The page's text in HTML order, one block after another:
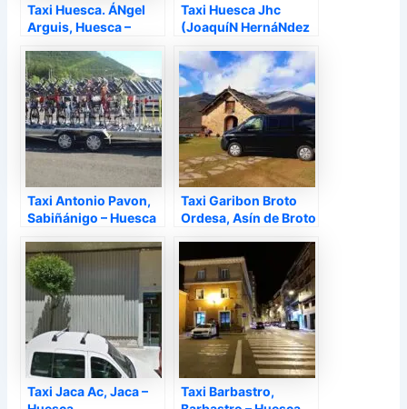
Taxi Huesca. ÁNgel
Arguis, Huesca –
Taxi Huesca Jhc
(JoaquíN HernáNdez
Huesca
Taxi Antonio Pavon,
Sabiñánigo – Huesca
Taxi Garibon Broto
Ordesa, Asín de Broto
Taxi Jaca Ac, Jaca –
Taxi Barbastro,